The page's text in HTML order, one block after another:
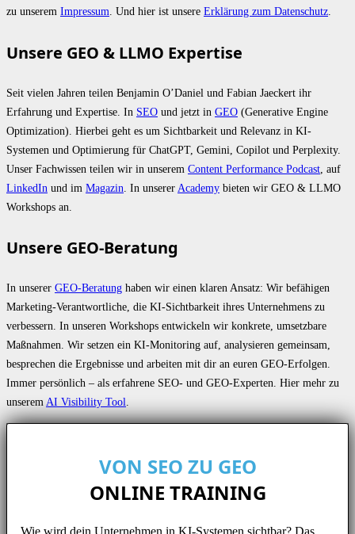
zu unserem Impressum . Und hier ist unsere Erklärung zum Datenschutz
Unsere GEO & LLMO Expertise
Seit vielen Jahren teilen Benjamin O’Daniel und Fabian Jaeckert ihr
Erfahrung und Expertise. In SEO und jetzt in GEO (Generative Engine
Optimization). Hierbei geht es um Sichtbarkeit und Relevanz in KI-
Systemen und Optimierung für ChatGPT, Gemini, Copilot und Perplexity.
Unser Fachwissen teilen wir in unserem Content Performance Podcast , auf
LinkedIn und im Magazin . In unserer Academy bieten wir GEO & LLMO
Workshops an.
Unsere GEO-Beratung
In unserer GEO-Beratung haben wir einen klaren Ansatz: Wir befähigen
Marketing-Verantwortliche, die KI-Sichtbarkeit ihres Unternehmens zu
verbessern. In unseren Workshops entwickeln wir konkrete, umsetzbare
Maßnahmen. Wir setzen ein KI-Monitoring auf, analysieren gemeinsam,
besprechen die Ergebnisse und arbeiten mit dir an euren GEO-Erfolgen.
Immer persönlich – als erfahrene SEO- und GEO-Experten. Hier mehr zu
unseremAI Visibility Tool.
VON SEO ZU GEO
ONLINE TRAINING
Wie wird dein Unternehmen in KI-Systemen sichtbar? Das